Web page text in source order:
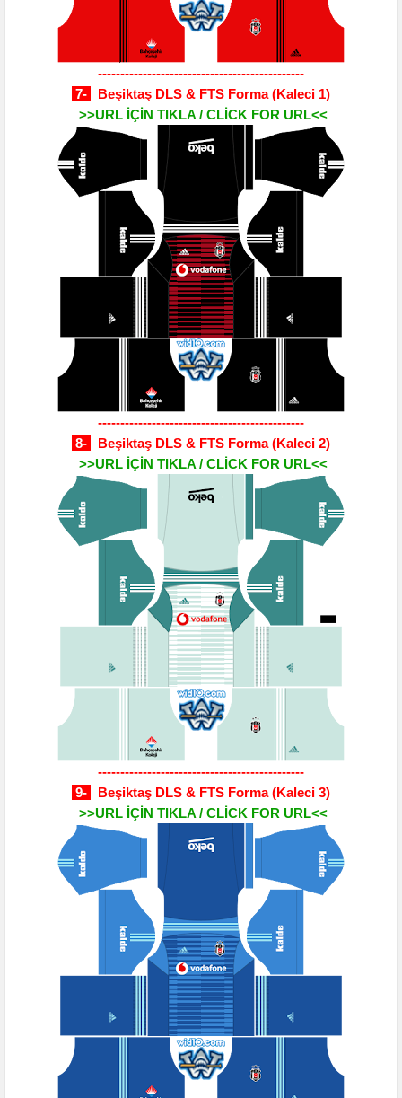
----------------------------------------------
7-
Beşiktaş DLS & FTS Forma(Kaleci 1)
>>URL İÇİN TIKLA / CLİCK FOR URL<<
----------------------------------------------
8-
Beşiktaş DLS & FTS Forma(Kaleci 2)
>>URL İÇİN TIKLA / CLİCK FOR URL<<
----------------------------------------------
9-
Beşiktaş DLS & FTS Forma(Kaleci 3)
>>URL İÇİN TIKLA / CLİCK FOR URL<<